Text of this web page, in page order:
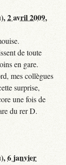
2 avril 2009,
de toute
en gare.
mes collègues
surprise,
une fois de
du rer D.
6 janvier